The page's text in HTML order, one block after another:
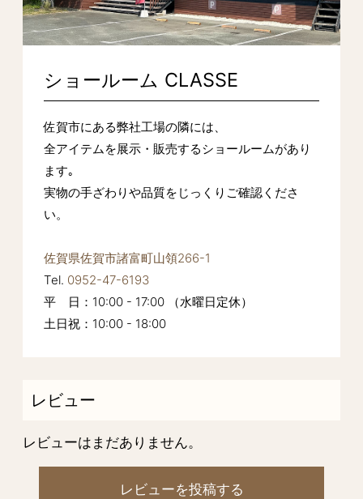
ショールーム CLASSE
佐賀市にある弊社工場の隣には、
全アイテムを展示・販売するショールームがあり
ます｡
実物の手ざわりや品質をじっくりご確認くださ
い。
佐賀県佐賀市諸富町山領266-1
Tel. 0952-47-6193
平 日：10:00 - 17:00 （水曜日定休）
土日祝：10:00 - 18:00
レビュー
レビューはまだありません。
レビューを投稿する